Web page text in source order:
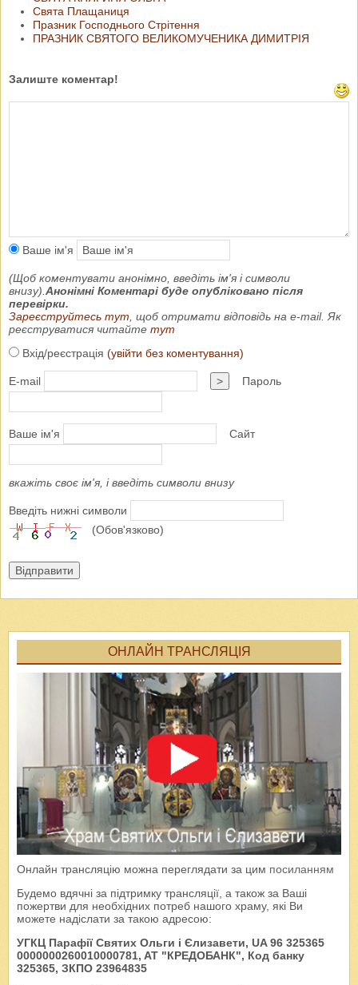
Свята Плащаниця
Празник Господнього Стрітення
ПРАЗНИК СВЯТОГО ВЕЛИКОМУЧЕНИКА ДИМИТРІЯ
Залиште коментар!
Ваше ім'я
(Щоб коментувати анонімно, введіть ім'я і символи
внизу). Анонімні Коментарі буде опубліковано після
перевірки.
Зареєструйтесь тут , щоб отримати відповідь на e-mail. Як
реєструватися читайте тут
Вхід/реєстрація (увійти без коментування)
E-mail > Пароль
Ваше ім'я Сайт
вкажіть своє ім'я, і введіть символи внизу
Введіть нижні символи
(Обов'язково)
Відправити
ОНЛАЙН ТРАНСЛЯЦІЯ
Онлайн трансляцію можна переглядати за цим посиланням
Будемо вдячні за підтримку трансляції, а також за Ваші
пожертви для необхідних потреб нашого храму, які Ви
можете надіслати за такою адресою:
УГКЦ Парафії Святих Ольги і Єлизавети, UA 96 325365
0000000260010000781, AT "КРЕДОБАНК", Код банку
325365, ЗКПО 23964835